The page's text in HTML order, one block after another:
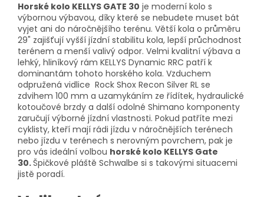
Horské kolo KELLYS GATE 30 je moderní kolo s
výbornou výbavou, díky které se nebudete muset bát
vyjet ani do náročnějšího terénu. Větší kola o průměru
29" zajišťují vyšší jízdní stabilitu kola, lepší průchodnost
terénem a menší valivý odpor. Velmi kvalitní výbava a
lehký, hliníkový rám KELLYS Dynamic RRC patří k
dominantám tohoto horského kola. Vzduchem
odpružená vidlice Rock Shox Recon Silver RL se
zdvihem 100 mm a uzamykáním ze řídítek, hydraulické
kotoučové brzdy a další odolné Shimano komponenty
zaručují výborné jízdní vlastnosti. Pokud patříte mezi
cyklisty, kteří mají rádi jízdu v náročnějších terénech
nebo jízdu v terénech s nerovným povrchem, pak je
pro vás ideální volbou horské kolo KELLYS Gate
30.Špičkové pláště Schwalbe si s takovými situacemi
jistě poradí.